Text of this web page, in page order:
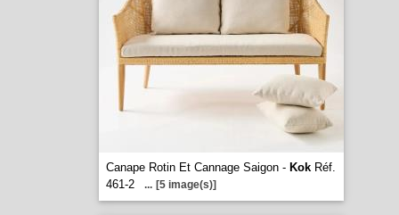
Canape Rotin Et Cannage Saigon - KokRéf.
461-2
... [5 image(s)]